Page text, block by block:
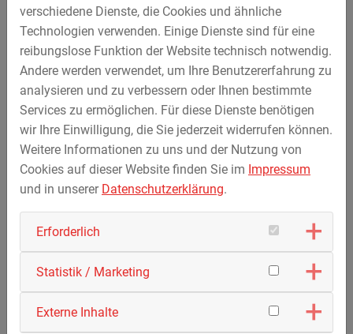
er mit zwei weiteren Teamkollegen ständig auf Tour. Rund
50 bis 60 Brunnen pro Jahr werden so im Laufe eines
Jahres gebohrt. Eine abwechslungsreiche und
arbeitsintensive Tätigkeit. „Der Anfang war schon eine
Herausforderung für mich“, gibt Reinhold König zu. Denn
er kam ursprünglich aus einem ganz anderen
Tätigkeitsumfeld und einer anderen Branche. „Trotzdem
hat es mir von Anfang an viel Freude gemacht und jetzt
würde ich auf keinen Fall mehr tauschen wollen – die
Arbeit draußen und die Vielfalt an Aufgaben sind eine
echte Bereicherung.“
Brunnenbohrung in 1.020 m Höhe. „Auf dem Osser im
Tschechien - haben wir unsere Maschinen und Geräte über
verschiedene Dienste, die Cookies und ähnliche
Technologien verwenden. Einige Dienste sind für eine
reibungslose Funktion der Website technisch notwendig.
Andere werden verwendet, um Ihre Benutzererfahrung zu
analysieren und zu verbessern oder Ihnen bestimmte
Services zu ermöglichen. Für diese Dienste benötigen
wir Ihre Einwilligung, die Sie jederzeit widerrufen können.
Weitere Informationen zu uns und der Nutzung von
Cookies auf dieser Website finden Sie im Impressum
und in unserer Datenschutzerklärung.
Erforderlich
Statistik / Marketing
Externe Inhalte